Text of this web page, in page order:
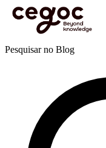
Skip to main content
Está aqui:Home > Recursos
adaptarmos ao mundo virtual:
Pesquisar no Blog